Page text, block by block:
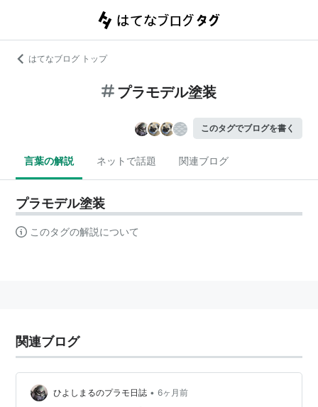
はてなブログ トップ
プラモデル塗装
このタグでブログを書く
言葉の解説 ネットで話題 関連ブログ
プラモデル塗装
このタグの解説について
関連ブログ
ひよしまるのプラモ日誌 • 6ヶ月前